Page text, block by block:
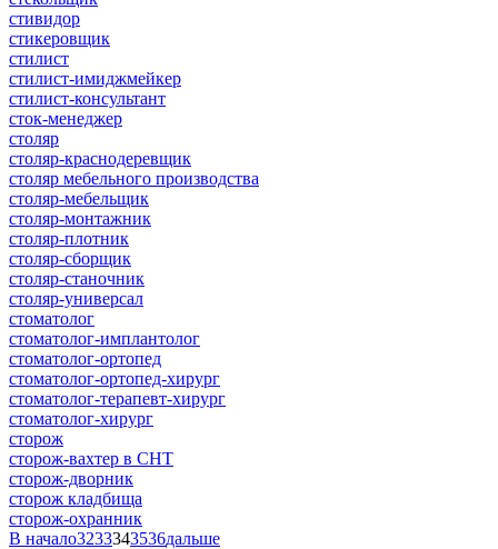
стивидор
стикеровщик
стилист
стилист-имиджмейкер
стилист-консультант
сток-менеджер
столяр
столяр-краснодеревщик
столяр мебельного производства
столяр-мебельщик
столяр-монтажник
столяр-плотник
столяр-сборщик
столяр-станочник
столяр-универсал
стоматолог
стоматолог-имплантолог
стоматолог-ортопед
стоматолог-ортопед-хирург
стоматолог-терапевт-хирург
стоматолог-хирург
сторож
сторож-вахтер в СНТ
сторож-дворник
сторож кладбища
сторож-охранник
В начало3233343536дальше